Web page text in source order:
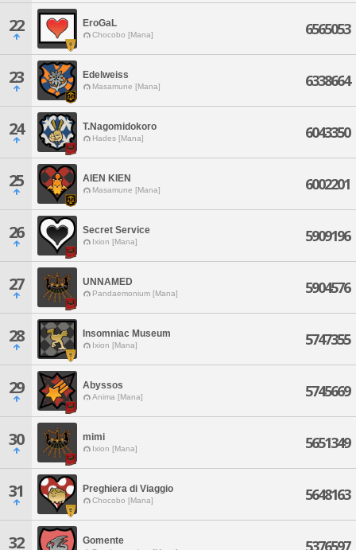
22 EroGaL
Chocobo [Mana] 6565053
23 Edelweiss
Masamune [Mana] 6338664
24 T.Nagomidokoro
Hades [Mana] 6043350
25 AIEN KIEN
Masamune [Mana] 6002201
26 Secret Service
Ixion [Mana] 5909196
27 UNNAMED
Pandaemonium [Mana] 5904576
28 Insomniac Museum
Ixion [Mana] 5747355
29 Abyssos
Anima [Mana] 5745669
30 mimi
Ixion [Mana] 5651349
31 Preghiera di Viaggio
Chocobo [Mana] 5648163
32 Gomente 5376597